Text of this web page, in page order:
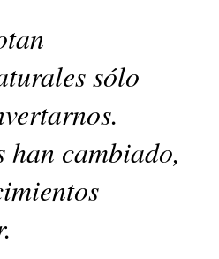
sólo
han cambiado,